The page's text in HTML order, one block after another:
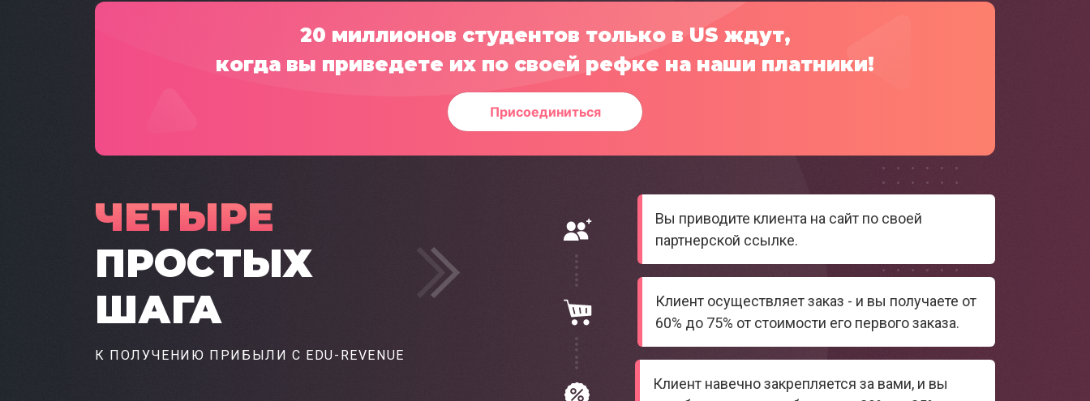
20 миллионов студентов только в US ждут,
когда вы приведете их по своей рефке на наши платники!
Присоединиться
ЧЕТЫРЕ
ПРОСТЫХ
ШАГА
К ПОЛУЧЕНИЮ ПРИБЫЛИ С EDU-REVENUE
Вы приводите клиента на сайт по своей
партнерской ссылке.
Клиент осуществляет заказ - и вы получаете от
60% до 75% от стоимости его первого заказа.
Клиент навечно закрепляется за вами, и вы